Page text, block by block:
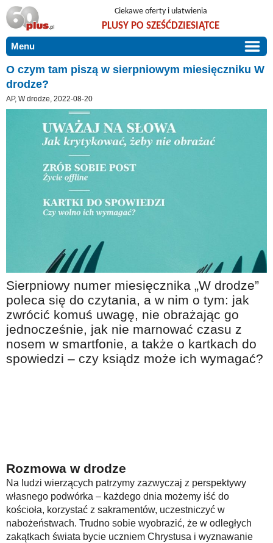
Ciekawe oferty i ułatwienia
PLUSY PO SZEŚĆDZIESIĄTCE
Menu
START
PROMOCJE
ARTYKUŁY
Szczególnie polecamy
Użyteczne porady
Szlachetne zdrowie
Warto wiedzieć!
Taniej, okazyjnie, specjalnie dla 60plus
Na wesoło
Hobby i pasje
Żyj aktywnie
60plus - najcenniejsi klienci
Dobra opieka
Ciekawe książki
Stop samotności
Z internetem za pan brat
Bezpiecznie i w zgodzie z prawem
DLA BLISKICH
ZGŁOŚ OFERTĘ
O NAS
O czym tam piszą w sierpniowym miesięczniku W
drodze?
AP, W drodze, 2022-08-20
Sierpniowy numer miesięcznika „W drodze”
poleca się do czytania, a w nim o tym: jak
zwrócić komuś uwagę, nie obrażając go
jednocześnie, jak nie marnować czasu z
nosem w smartfonie, a także o kartkach do
spowiedzi – czy ksiądz może ich wymagać?
Rozmowa w drodze
Na ludzi wierzących patrzymy zazwyczaj z perspektywy
własnego podwórka – każdego dnia możemy iść do
kościoła, korzystać z sakramentów, uczestniczyć w
nabożeństwach. Trudno sobie wyobrazić, że w odległych
zakątkach świata bycie uczniem Chrystusa i wyznawanie